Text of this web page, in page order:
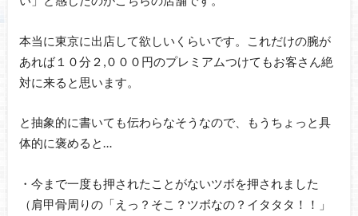
本当に東京に出店して欲しいくらいです。これだけの腕が
あれば１０分２,０００円のプレミアムつけてもお客さん絶
対に来ると思います。
と抽象的に書いても伝わらなそうなので、もうちょっと具
体的に褒めると…
・今まで一度も押されたことがないツボを押されました
（肩甲骨周りの「えっ？そこ？ツボなの？イタタタ！！」